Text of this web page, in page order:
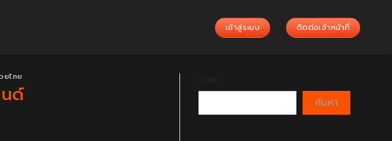
เข้าสู่ระบบ ติดต่อเจ้าหน้าที่
ยไทย
ด์ ค้นหา